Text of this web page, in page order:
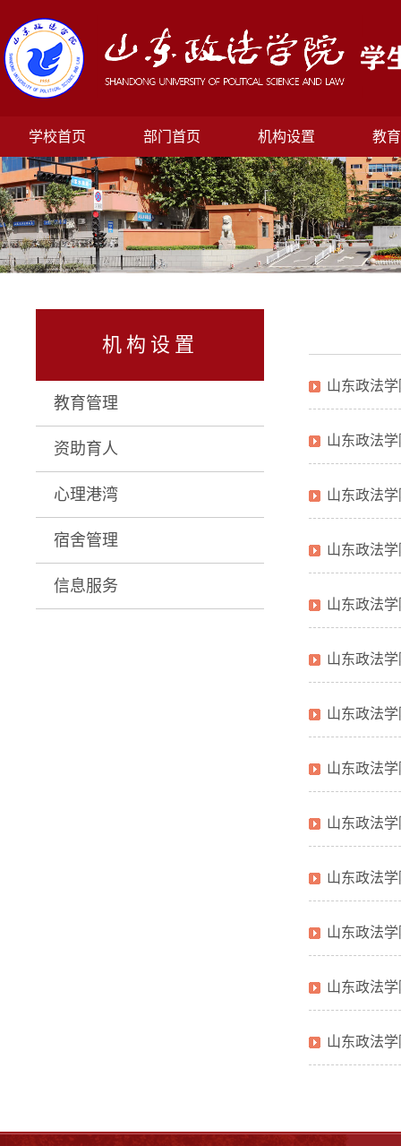
学校首页 部门首页 机构设置 教
机构设置
教育管理
资助育人
心理港湾
宿舍管理
信息服务
山东政法
山东政法
山东政法
山东政法
山东政法
山东政法
山东政法
山东政法
山东政法
山东政法
山东政法
山东政法
山东政法